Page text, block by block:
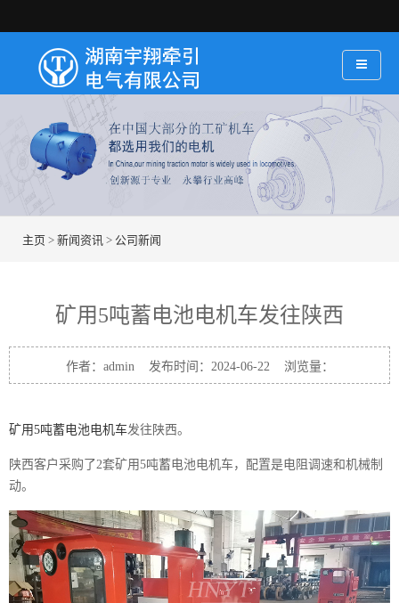
主页 > 新闻资讯 > 公司新闻
矿用5吨蓄电池电机车发往陕西
作者：admin 发布时间：2024-06-22 浏览量：
矿用5吨蓄电池电机车发往陕西。
陕西客户采购了2套矿用5吨蓄电池电机车，配置是电阻调速和机械制
动。